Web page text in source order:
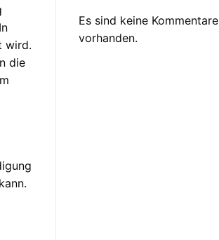
wird.
die
Es sind keine Kommentare
vorhanden.